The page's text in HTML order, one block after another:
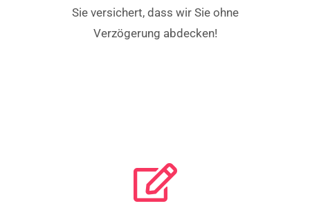
Sie versichert, dass wir Sie ohne
Verzögerung abdecken!